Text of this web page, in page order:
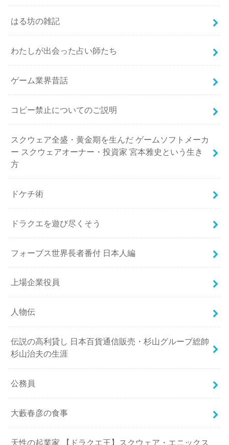
はる坊の雑記
わたしが出会った占い師たち
ゲーム業界昔話
コピー禁止についてのご説明
スクウェア全盛・黄金期を生んだ ゲームソフトメーカ
ー スクウェアオーナー・投資家 宮本雅史という生き
方
ドケチ術
ドラクエを遊び尽くそう
フォーブス世界長者番付 日本人編
上場企業役員
人物伝
伝説の高利貸し 日本百貨通信販売・杉山グループ総帥
杉山治夫の生涯
公務員
大藪春彦の食事
天性の起業家 【ドラクエ王】スクウェア・エニックス